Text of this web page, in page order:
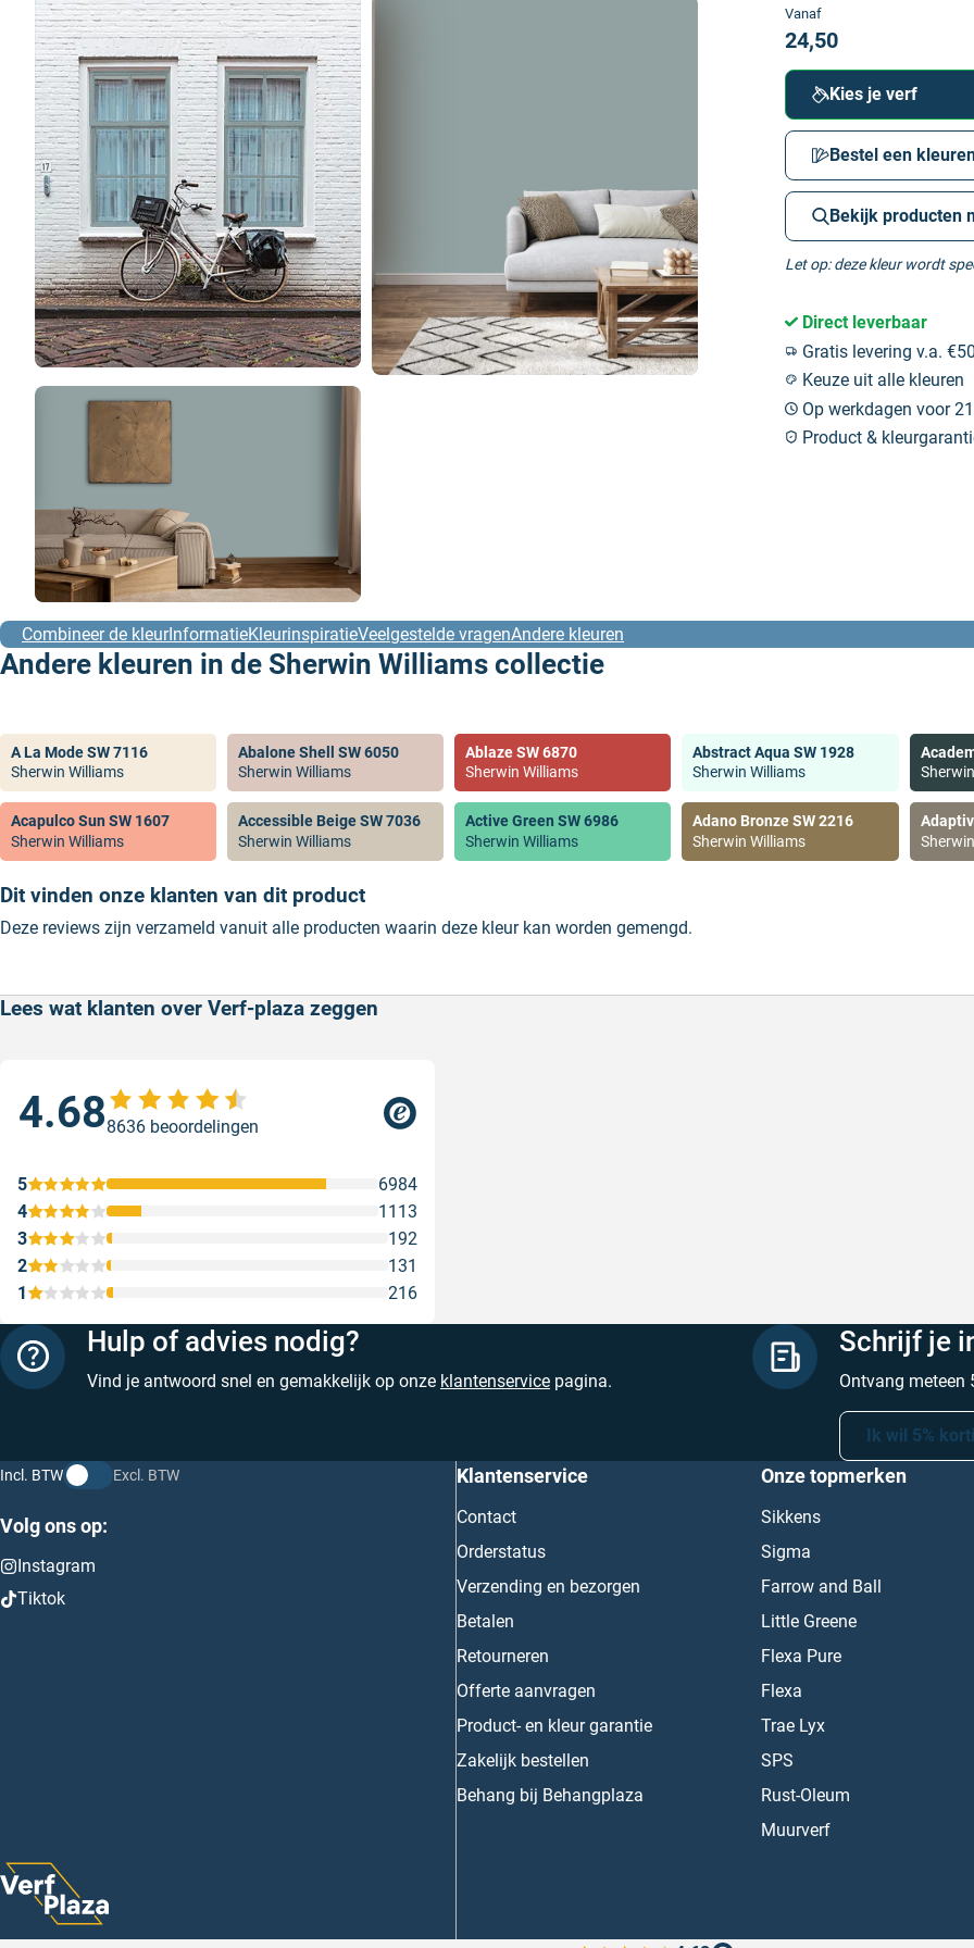
Vanaf
24,50
Kies je verf
Bestel een
Bekijk producten
Let op: deze kleur wordt
Direct leverbaar
Gratis levering v.a.
Keuze uit alle kleuren
Op werkdagen voor
Product &
Combineer de kleurInformatieKleurinspiratieVeelgestelde vragenAndere kleuren
Andere kleuren in de Sherwin Williams collectie
A La Mode SW 7116
Sherwin Williams
Abalone Shell SW 6050
Sherwin Williams
Ablaze SW 6870
Sherwin Williams
Abstract Aqua SW 1928
Sherwin Williams
Acapulco Sun SW 1607
Sherwin Williams
Accessible Beige SW 7036
Sherwin Williams
Active Green SW 6986
Sherwin Williams
Adano Bronze SW 2216
Sherwin Williams
Dit vinden onze klanten van dit product
Deze reviews zijn verzameld vanuit alle producten waarin deze kleur kan worden gemengd.
Lees wat klanten over Verf-plaza zeggen
4.688636 beoordelingen
1 216
2 131
3 192
4 1113
5 6984
Hulp of advies nodig?
Vind je antwoord snel en gemakkelijk op onze klantenservice pagina.
Schrijf je
Ontvang meteen
Ik wil 5%
Incl. BTW Excl. BTW
Volg ons op:
Instagram
Tiktok
Klantenservice
Contact
Orderstatus
Verzending en bezorgen
Betalen
Retourneren
Offerte aanvragen
Product- en kleur garantie
Zakelijk bestellen
Behang bij Behangplaza
Onze topmerken
Sikkens
Sigma
Farrow and Ball
Little Greene
Flexa Pure
Flexa
Trae Lyx
SPS
Rust-Oleum
Muurverf